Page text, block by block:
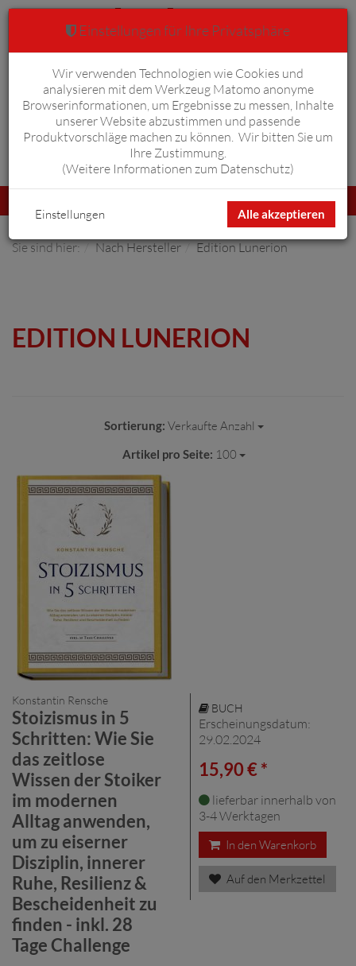
Anmelden Warenkorb 0
umschalten
Sie sind hier: Nach Hersteller Edition Lunerion
EDITION LUNERION
Sortierung: Verkaufte Anzahl
Artikel pro Seite: 100
Konstantin Rensche
Stoizismus in 5
Schritten: Wie Sie
das zeitlose
Wissen der Stoiker
im modernen
Alltag anwenden,
um zu eiserner
Disziplin, innerer
Ruhe, Resilienz &
Bescheidenheit zu
finden - inkl. 28
Tage Challenge
BUCH
Erscheinungsdatum:
29.02.2024
15,90 € *
lieferbar innerhalb von
3-4 Werktagen
In den Warenkorb
Auf den Merkzettel
Einstellungen für Ihre Privatsphäre
Wir verwenden Technologien wie Cookies und
analysieren mit dem Werkzeug Matomo anonyme
Browserinformationen, um Ergebnisse zu messen, Inhalte
unserer Website abzustimmen und passende
Produktvorschläge machen zu können. Wir bitten Sie um
Ihre Zustimmung.
(Weitere Informationen zum Datenschutz)
Alle akzeptieren
Einstellungen